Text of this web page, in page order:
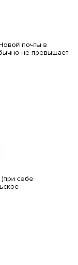
почты в
не превышает
себе